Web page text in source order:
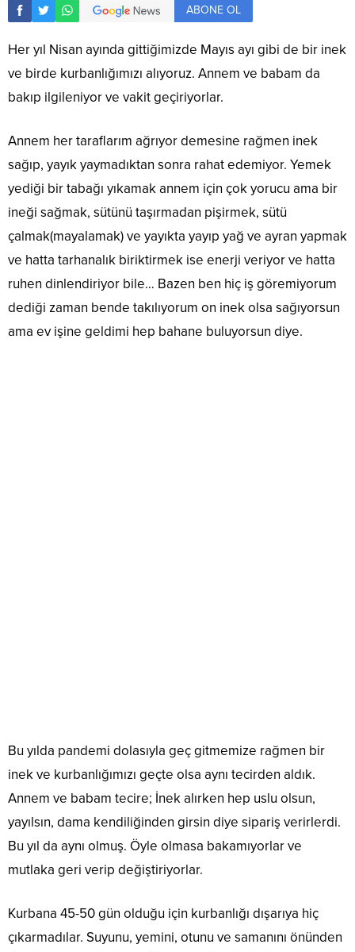
ABONE OL
Her yıl Nisan ayında gittiğimizde Mayıs ayı gibi de bir inek
ve birde kurbanlığımızı alıyoruz. Annem ve babam da
bakıp ilgileniyor ve vakit geçiriyorlar.
Annem her taraflarım ağrıyor demesine rağmen inek
sağıp, yayık yaymadıktan sonra rahat edemiyor. Yemek
yediği bir tabağı yıkamak annem için çok yorucu ama bir
ineği sağmak, sütünü taşırmadan pişirmek, sütü
çalmak(mayalamak) ve yayıkta yayıp yağ ve ayran yapmak
ve hatta tarhanalık biriktirmek ise enerji veriyor ve hatta
ruhen dinlendiriyor bile… Bazen ben hiç iş göremiyorum
dediği zaman bende takılıyorum on inek olsa sağıyorsun
ama ev işine geldimi hep bahane buluyorsun diye.
Bu yılda pandemi dolasıyla geç gitmemize rağmen bir
inek ve kurbanlığımızı geçte olsa aynı tecirden aldık.
Annem ve babam tecire; İnek alırken hep uslu olsun,
yayılsın, dama kendiliğinden girsin diye sipariş verirlerdi.
Bu yıl da aynı olmuş. Öyle olmasa bakamıyorlar ve
mutlaka geri verip değiştiriyorlar.
Kurbana 45-50 gün olduğu için kurbanlığı dışarıya hiç
çıkarmadılar. Suyunu, yemini, otunu ve samanını önünden